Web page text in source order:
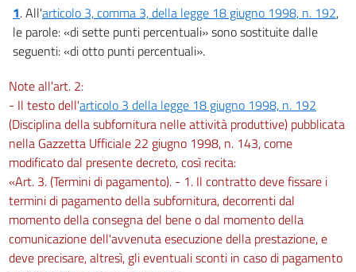
1.All'articolo 3, comma 3, della legge 18 giugno 1998, n. 192,
le parole: «di sette punti percentuali» sono sostituite dalle
seguenti: «di otto punti percentuali».
Note all'art. 2:
- Il testo dell'articolo 3 della legge 18 giugno 1998, n. 192
(Disciplina della subfornitura nelle attività produttive) pubblicata
nella Gazzetta Ufficiale 22 giugno 1998, n. 143, come
modificato dal presente decreto, così recita:
«Art. 3. (Termini di pagamento). - 1. Il contratto deve fissare i
termini di pagamento della subfornitura, decorrenti dal
momento della consegna del bene o dal momento della
comunicazione dell'avvenuta esecuzione della prestazione, e
deve precisare, altresì, gli eventuali sconti in caso di pagamento